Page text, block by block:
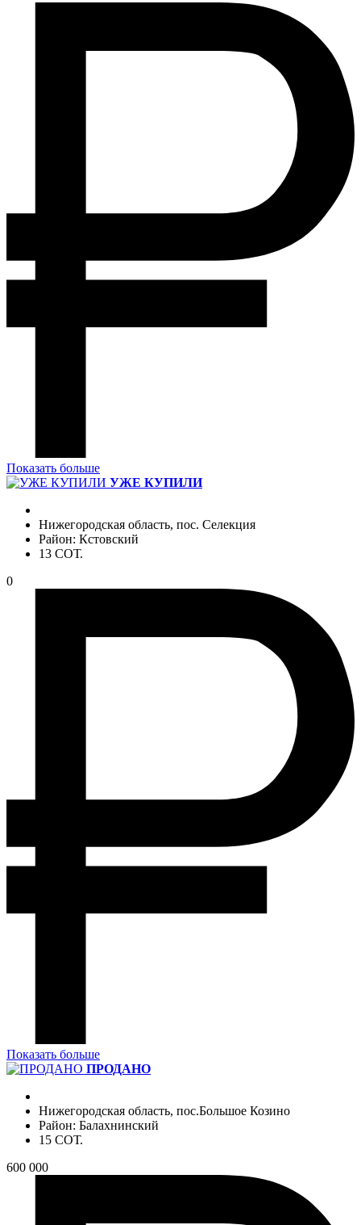
Показать больше
УЖЕ КУПИЛИ
Нижегородская область, пос. Селекция
Район: Кстовский
13 СОТ.
0
Показать больше
ПРОДАНО
Нижегородская область, пос.Большое Козино
Район: Балахнинский
15 СОТ.
600 000